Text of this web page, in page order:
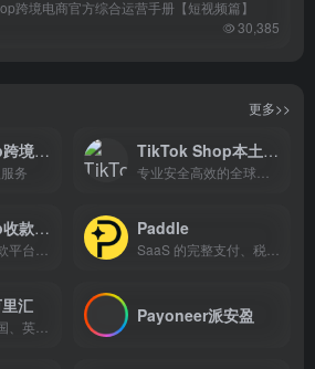
跨境电商官方综合运营手册【短视频篇】
30,385
更多>>
TikTok Shop跨境收款-连连国际
务
TikTok Shop本土收款-连连国际
TikTok Shop收款-PingPong Paddle
汇 Payoneer派安盈